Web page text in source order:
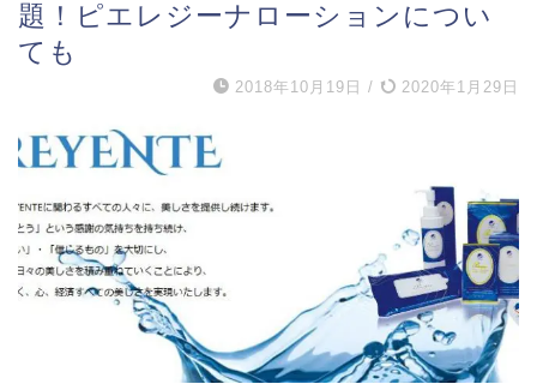
題！ピエレジーナローションについ
ても
2018年10月19日 / 2020年1月29日